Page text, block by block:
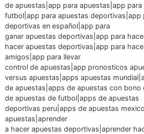
de apuestas|app para apuestas|app para
futbol|app para apuestas deportivas|app
deportivas en español|app para
ganar apuestas deportivas|app para
hacer apuestas deportivas|app para
amigos|app para llevar
control de apuestas|app pronosticos
versus apuestas|apps apuestas
de apuestas|apps de apuestas con bono
de apuestas de futbol|apps de apuestas
deportivas peru|apps de apuestas
apuestas|aprender
a hacer apuestas deportivas|aprender